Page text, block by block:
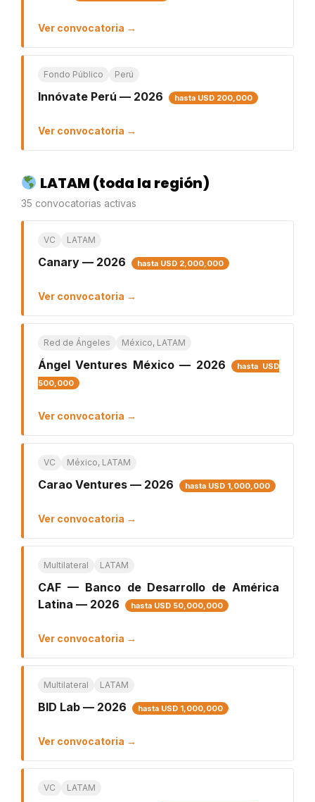
Ver convocatoria →
Fondo Público Perú
Innóvate Perú — 2026 hasta USD 200,000
Ver convocatoria →
LATAM (toda la región)
35 convocatorias activas
VC LATAM
Canary — 2026 hasta USD 2,000,000
Ver convocatoria →
Red de Ángeles México, LATAM
Ángel Ventures México — 2026
hasta USD
500,000
Ver convocatoria →
VC México, LATAM
Carao Ventures — 2026 hasta USD 1,000,000
Ver convocatoria →
Multilateral LATAM
CAF — Banco de Desarrollo de América
Latina — 2026
hasta USD 50,000,000
Ver convocatoria →
Multilateral LATAM
BID Lab — 2026 hasta USD 1,000,000
Ver convocatoria →
VC LATAM